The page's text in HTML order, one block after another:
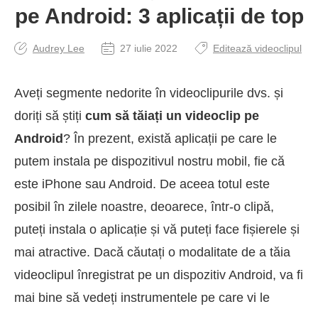
pe Android: 3 aplicații de top
Audrey Lee 27 iulie 2022 Editează videoclipul
Aveți segmente nedorite în videoclipurile dvs. și
doriți să știți cum să tăiați un videoclip pe
Android? În prezent, există aplicații pe care le
putem instala pe dispozitivul nostru mobil, fie că
este iPhone sau Android. De aceea totul este
posibil în zilele noastre, deoarece, într-o clipă,
puteți instala o aplicație și vă puteți face fișierele și
mai atractive. Dacă căutați o modalitate de a tăia
videoclipul înregistrat pe un dispozitiv Android, va fi
mai bine să vedeți instrumentele pe care vi le